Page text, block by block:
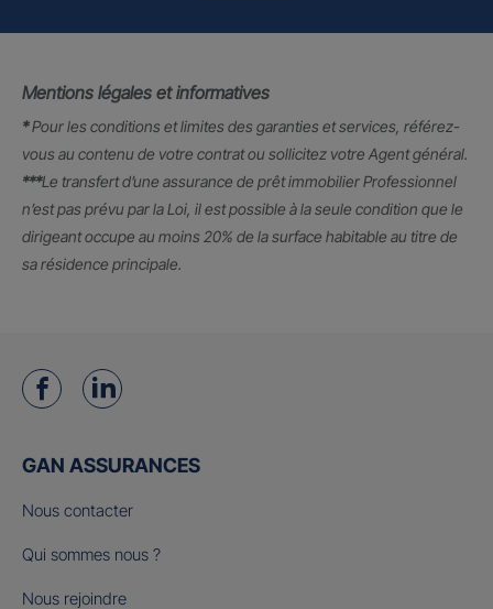
Mentions légales et informatives
*Pour les conditions et limites des garanties et services, référez-
vous au contenu de votre contrat ou sollicitez votre Agent général.
***Le transfert d’une assurance de prêt immobilier Professionnel
n’est pas prévu par la Loi, il est possible à la seule condition que le
dirigeant occupe au moins 20% de la surface habitable au titre de
sa résidence principale.
GAN ASSURANCES
Nous contacter
Qui sommes nous ?
Nous rejoindre